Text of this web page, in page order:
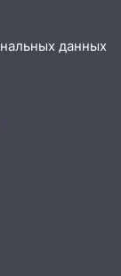
данных